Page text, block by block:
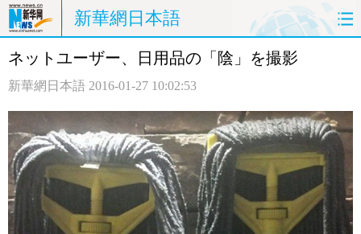
新華網日本語
ホームページ 政治 経済
観光 評論 写真
中日対訳
ネットユーザー、日用品の「陰」を撮影
新華網日本語 2016-01-27 10:02:53